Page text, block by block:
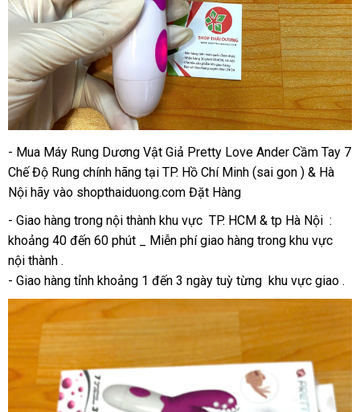
- Mua Máy Rung Dương Vật Giả Pretty Love Ander Cầm Tay 7
Chế Độ Rung chính hãng tại TP. Hồ Chí Minh (sai gon ) & Hà
Nội hãy vào shopthaiduong.com Đặt Hàng
- Giao hàng trong nội thành khu vực TP. HCM & tp Hà Nội :
khoảng 40 đến 60 phút _ Miễn phí giao hàng trong khu vực
nội thành .
- Giao hàng tỉnh khoảng 1 đến 3 ngày tuỳ từng khu vực giao .